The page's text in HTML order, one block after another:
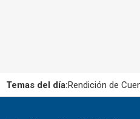
Temas del día:Rendición de